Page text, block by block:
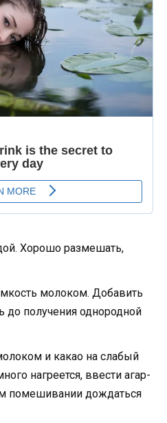
Хорошо размешать,
молоком. Добавить
до получения однородной
и какао на слабый
нагреется, ввести агар-
помешивании дождаться